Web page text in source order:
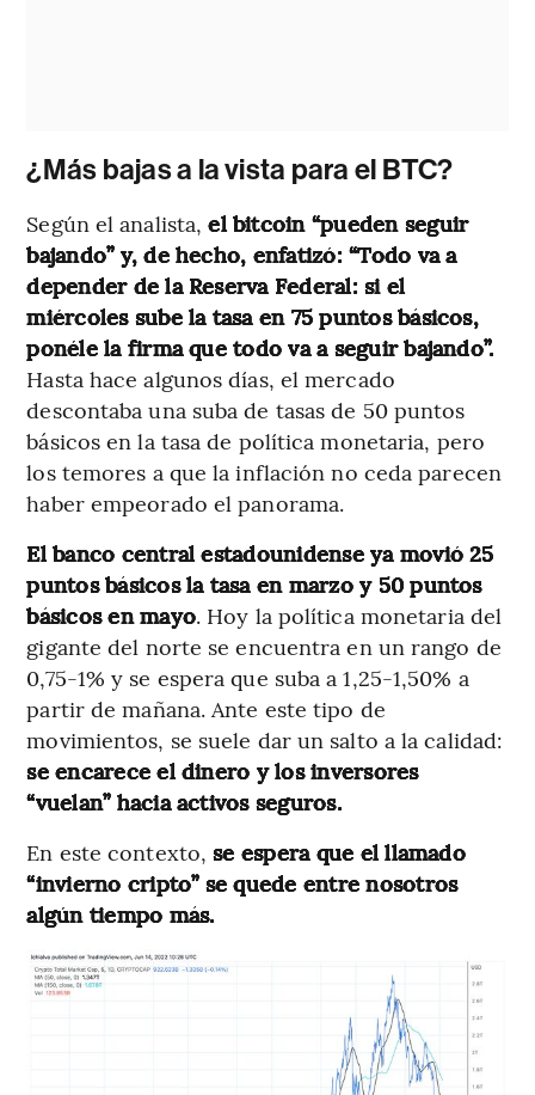
¿Más bajas a la vista para el BTC?
Según el analista,el bitcoin “pueden seguir
bajando” y, de hecho, enfatizó: “Todo va a
depender de la Reserva Federal: si el
miércoles sube la tasa en 75 puntos básicos,
ponéle la firma que todo va a seguir bajando”.
Hasta hace algunos días, el mercado
descontaba una suba de tasas de 50 puntos
básicos en la tasa de política monetaria, pero
los temores a que la inflación no ceda parecen
haber empeorado el panorama.
El banco central estadounidense ya movió 25
puntos básicos la tasa en marzo y 50 puntos
básicos en mayo. Hoy la política monetaria del
gigante del norte se encuentra en un rango de
0,75-1% y se espera que suba a 1,25-1,50% a
partir de mañana. Ante este tipo de
movimientos, se suele dar un salto a la calidad:
se encarece el dinero y los inversores
“vuelan” hacia activos seguros.
En este contexto,se espera que el llamado
“invierno cripto” se quede entre nosotros
algún tiempo más.